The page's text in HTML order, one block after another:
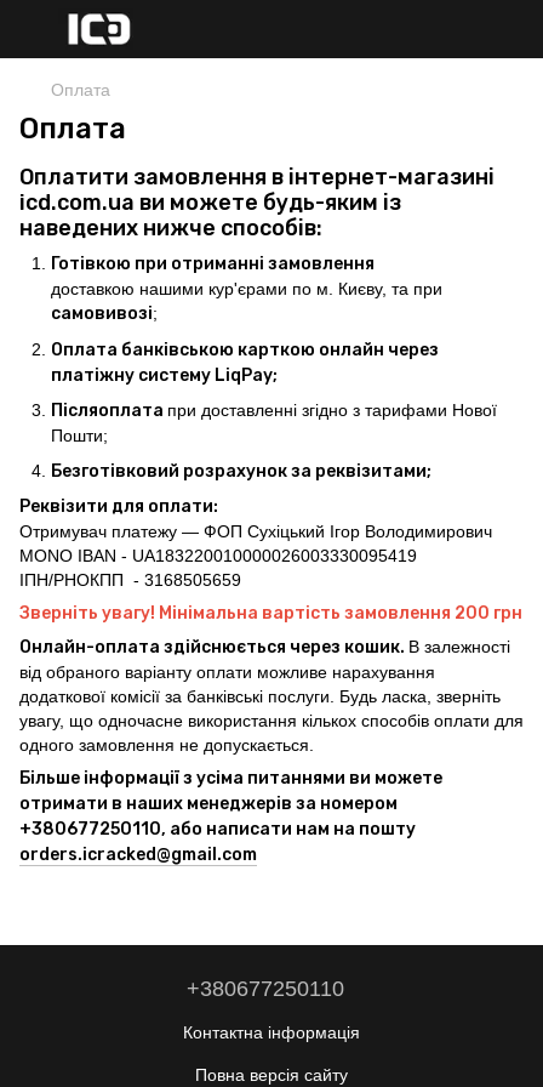
Оплата
Оплата
Оплатити замовлення в інтернет-магазині
icd.com.ua ви можете будь-яким із
наведених нижче способів:
Готівкою при отриманні замовлення
доставкою нашими кур'єрами по м. Києву, та при
самовивозі;
Оплата банківською карткою онлайн через
платіжну систему LiqPay;
Післяоплата при доставленні згідно з тарифами Нової
Пошти;
Безготівковий розрахунок за реквізитами;
Реквізити для оплати:
Отримувач платежу — ФОП Сухіцький Ігор Володимирович
MONO IBAN - UA183220010000026003330095419
ІПН/РНОКПП - 3168505659
Зверніть увагу! Мінімальна вартість замовлення 200 грн
Онлайн-оплата здійснюється через кошик. В залежності
від обраного варіанту оплати можливе нарахування
додаткової комісії за банківські послуги. Будь ласка, зверніть
увагу, що одночасне використання кількох способів оплати для
одного замовлення не допускається.
Більше інформації з усіма питаннями ви можете
отримати в наших менеджерів за номером
+380677250110, або написати нам на пошту
orders.icracked@gmail.com
+380677250110
Контактна інформація
Повна версія сайту